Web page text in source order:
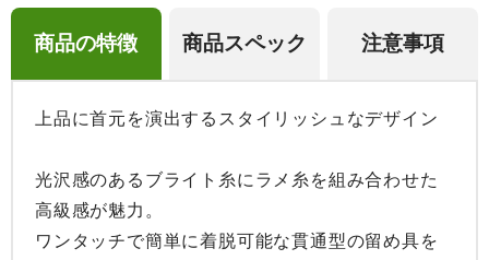
商品の特徴 商品スペック 注意事項
上品に首元を演出するスタイリッシュなデザイン
光沢感のあるブライト糸にラメ糸を組み合わせた
高級感が魅力。
ワンタッチで簡単に着脱可能な貫通型の留め具を